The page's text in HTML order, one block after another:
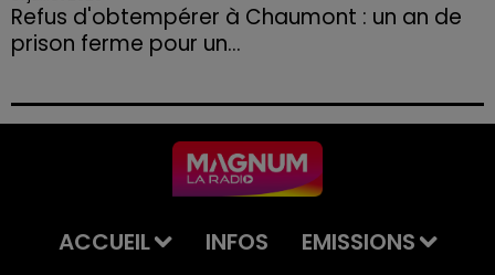
Refus d'obtempérer à Chaumont : un an de
prison ferme pour un...
permis et la confiscation de son véhicule.
ACCUEIL INFOS EMISSIONS